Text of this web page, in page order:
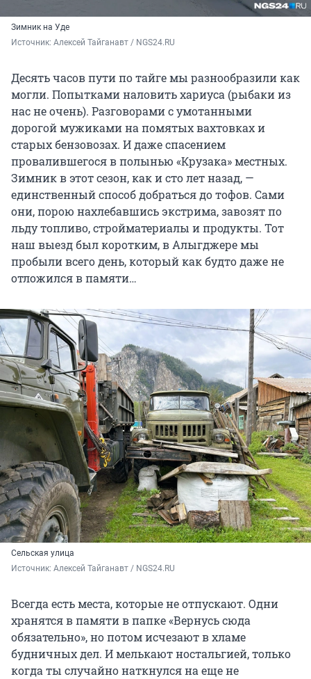
Зимник на Уде
Источник: Алексей Тайганавт / NGS24.RU
Десять часов пути по тайге мы разнообразили как
могли. Попытками наловить хариуса (рыбаки из
нас не очень). Разговорами с умотанными
дорогой мужиками на помятых вахтовках и
старых бензовозах. И даже спасением
провалившегося в полынью «Крузака» местных.
Зимник в этот сезон, как и сто лет назад, —
единственный способ добраться до тофов. Сами
они, порою нахлебавшись экстрима, завозят по
льду топливо, стройматериалы и продукты. Тот
наш выезд был коротким, в Алыгджере мы
пробыли всего день, который как будто даже не
отложился в памяти…
Сельская улица
Источник: Алексей Тайганавт / NGS24.RU
Всегда есть места, которые не отпускают. Одни
хранятся в памяти в папке «Вернусь сюда
обязательно», но потом исчезают в хламе
будничных дел. И мелькают ностальгией, только
когда ты случайно наткнулся на еще не